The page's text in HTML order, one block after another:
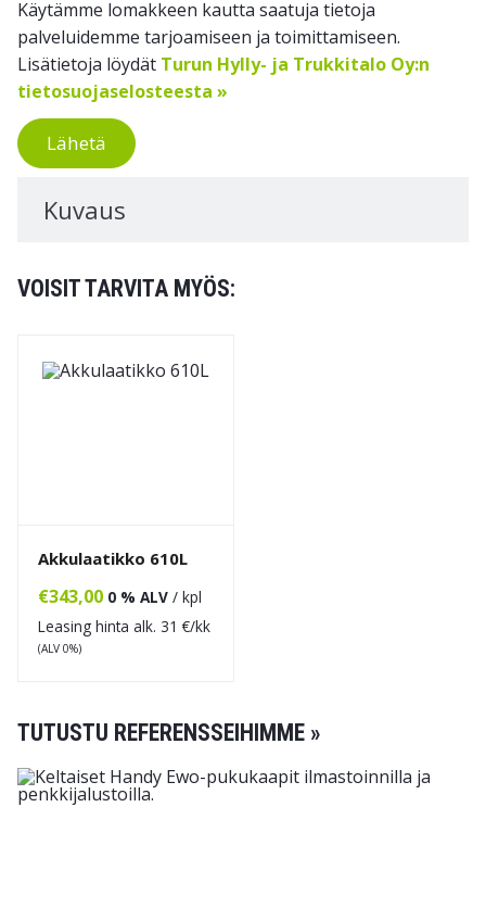
Käytämme lomakkeen kautta saatuja tietoja
palveluidemme tarjoamiseen ja toimittamiseen.
Lisätietoja löydät Turun Hylly- ja Trukkitalo Oy:n
tietosuojaselosteesta »
Lähetä
Kuvaus
VOISIT TARVITA MYÖS:
Akkulaatikko 610L
€343,00 0 % ALV / kpl
Leasing hinta alk. 31 €/kk
(ALV 0%)
TUTUSTU REFERENSSEIHIMME »